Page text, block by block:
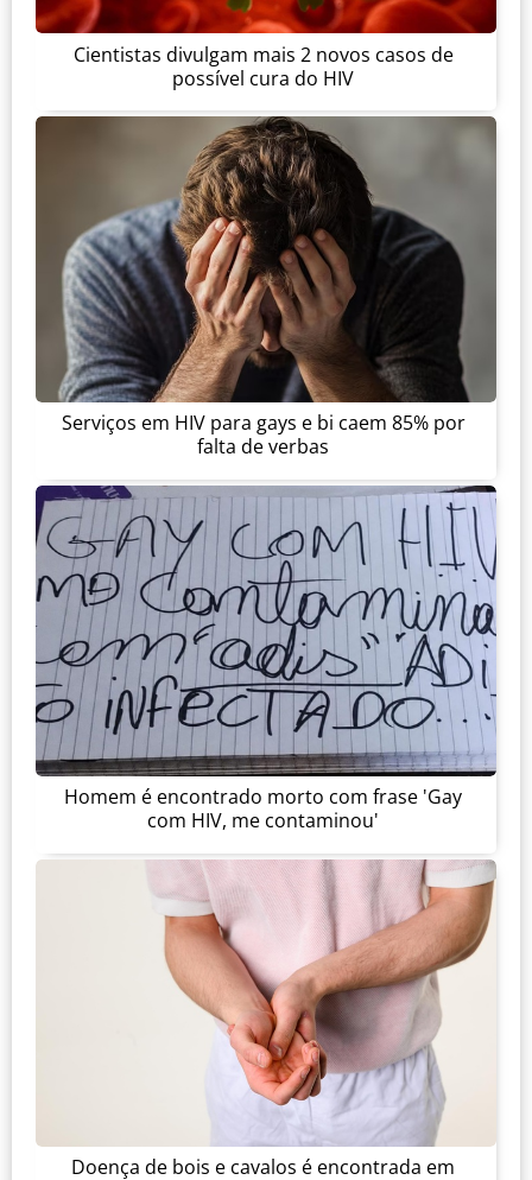
Cientistas divulgam mais 2 novos casos de
possível cura do HIV
Serviços em HIV para gays e bi caem 85% por
falta de verbas
Homem é encontrado morto com frase 'Gay
com HIV, me contaminou'
Doença de bois e cavalos é encontrada em